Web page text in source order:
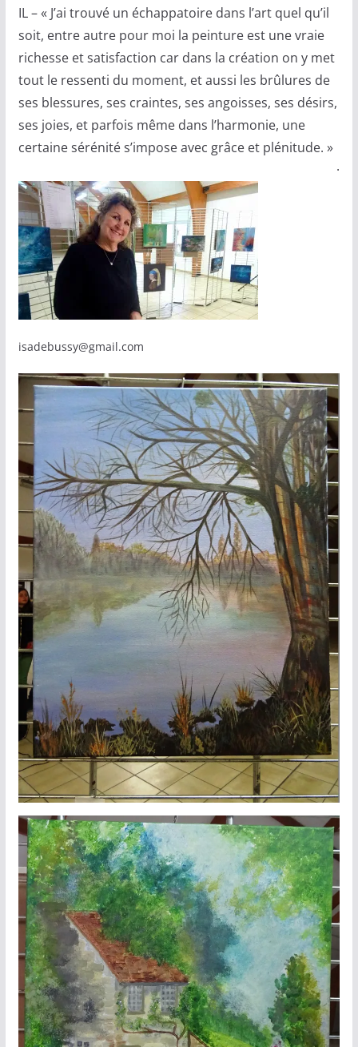
IL – « J’ai trouvé un échappatoire dans l’art quel qu’il
soit, entre autre pour moi la peinture est une vraie
richesse et satisfaction car dans la création on y met
tout le ressenti du moment, et aussi les brûlures de
ses blessures, ses craintes, ses angoisses, ses désirs,
ses joies, et parfois même dans l’harmonie, une
certaine sérénité s’impose avec grâce et plénitude. »
·
isadebussy@gmail.com